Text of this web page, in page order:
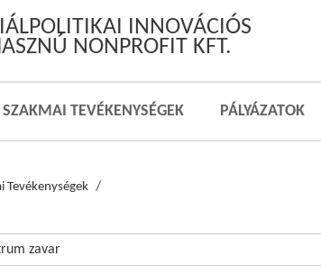
INNOVÁCIÓS
NONPROFIT KFT.
SZAKMAI TEVÉKENYSÉGEK PÁLYÁZATOK
Tevékenységek
zavar